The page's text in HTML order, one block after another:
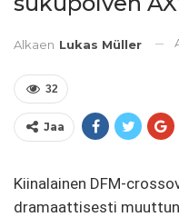
Alkaen Lukas Müller
32
Jaa
Kiinalainen DFM-
dramaattisesti